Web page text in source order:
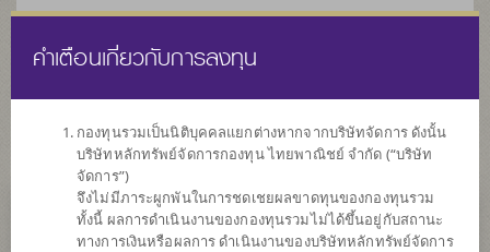
หน้าแรก รายการกองทุน ข้อมูลกองทุน
ค้นหากองทุนดีๆ กับ scbam
คำเตือนเกี่ยวกับการลงทุน
กองทุนรวมเป็นนิติบุคคลแยกต่างหากจากบริษัทจัดการ ดังนั้น
บริษัทหลักทรัพย์จัดการกองทุน ไทยพาณิชย์ จำกัด (“บริษัท
จัดการ”)
จึงไม่มีภาระผูกพันในการชดเชยผลขาดทุนของกองทุนรวม
ทั้งนี้ ผลการดำเนินงานของกองทุนรวมไม่ได้ขึ้นอยู่กับสถานะ
ทางการเงินหรือผลการ ดำเนินงานของบริษัทหลักทรัพย์จัดการ